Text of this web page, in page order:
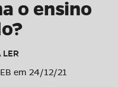
o ensino
LER
em 24/12/21